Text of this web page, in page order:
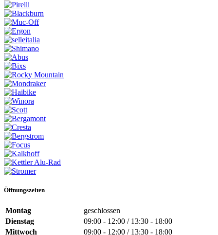
Öffnungszeiten
Montag
geschlossen
Dienstag
09:00 - 12:00 / 13:30 - 18:00
Mittwoch
09:00 - 12:00 / 13:30 - 18:00